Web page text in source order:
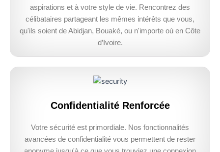
aspirations et à votre style de vie. Rencontrez des
célibataires partageant les mêmes intérêts que vous,
qu'ils soient de Abidjan, Bouaké, ou n'importe où en Côte
d’Ivoire.
Confidentialité Renforcée
Votre sécurité est primordiale. Nos fonctionnalités
avancées de confidentialité vous permettent de rester